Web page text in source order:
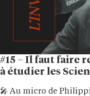
#15 – Il faut faire
à étudier les
🎤 Au micro de